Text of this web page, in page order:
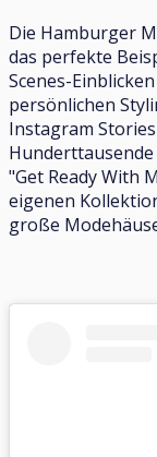
Die Hamburger
das perfekte
Scenes-
persönlichen
Instagram
"Get Ready With
eigenen
große